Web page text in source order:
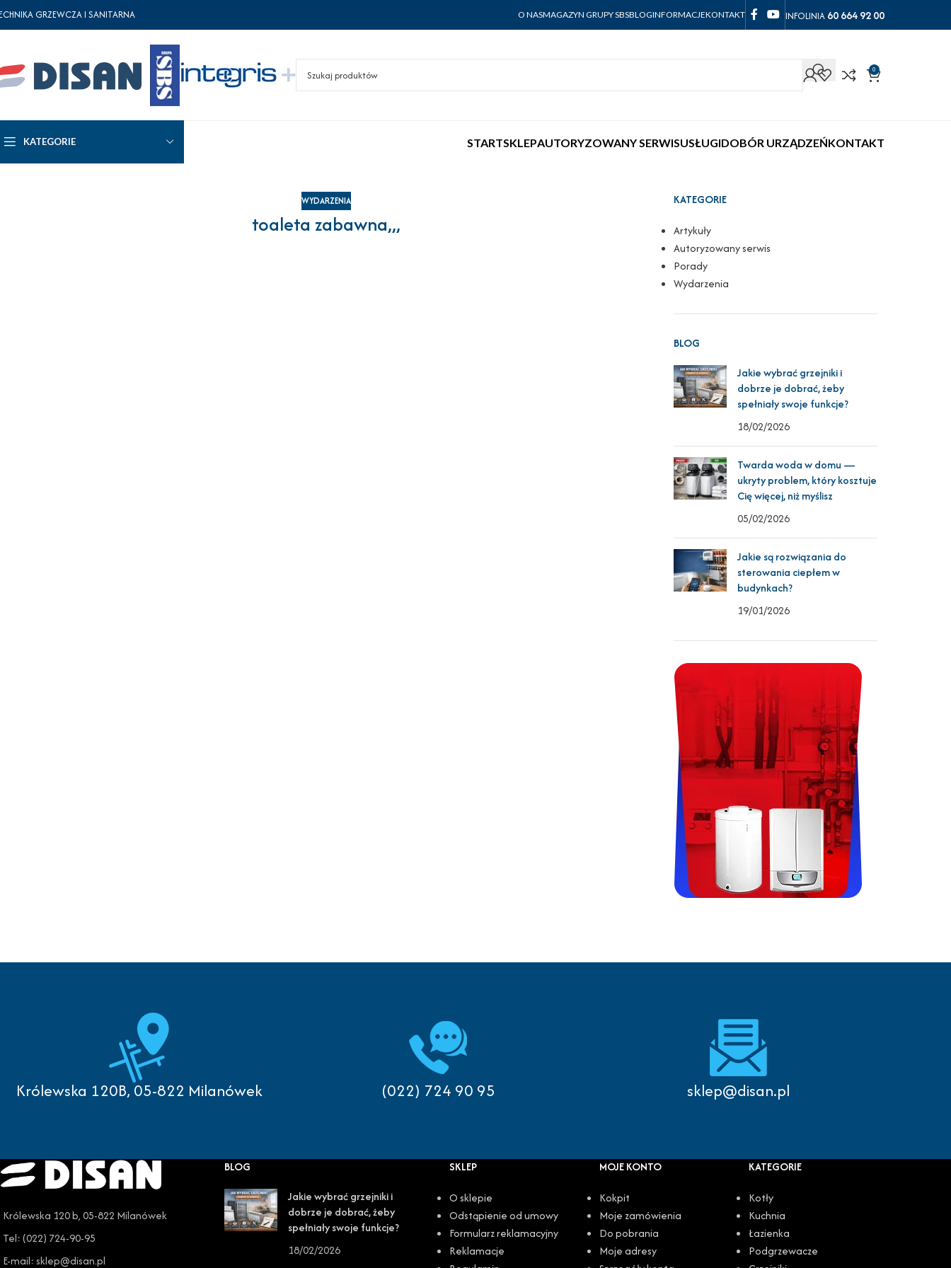
GRZEWCZA I SANITARNA O NASMAGAZYN GRUPY SBSBLOGINFORMACJEKONTAKT INFOLINIA 60 664 92 00
0
KATEGORIE STARTSKLEPAUTORYZOWANY SERWISUSŁUGIDOBÓR URZĄDZEŃKONTAKT
WYDARZENIA
toaleta zabawna,,,
KATEGORIE
Artykuły
Autoryzowany serwis
Porady
Wydarzenia
BLOG
Jakie wybrać grzejniki i
dobrze je dobrać, żeby
spełniały swoje funkcje?
18/02/2026
Twarda woda w domu —
ukryty problem, który kosztuje
Cię więcej, niż myślisz
05/02/2026
Jakie są rozwiązania do
sterowania ciepłem w
budynkach?
19/01/2026
Autoryzowany serwis
Królewska 120B, 05-822 Milanówek (022) 724 90 95 sklep@disan.pl
Królewska 120 b, 05-822 Milanówek
Tel: (022) 724-90-95
E-mail: sklep@disan.pl
BLOG
Jakie wybrać grzejniki i
dobrze je dobrać, żeby
spełniały swoje funkcje?
18/02/2026
SKLEP
O sklepie
Odstąpienie od umowy
Formularz reklamacyjny
Reklamacje
MOJE KONTO
Kokpit
Moje zamówienia
Do pobrania
Moje adresy
KATEGORIE
Kotły
Kuchnia
Łazienka
Podgrzewacze